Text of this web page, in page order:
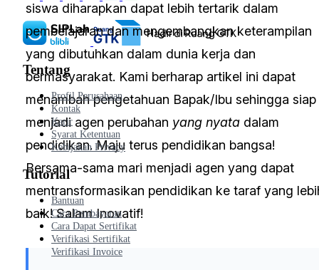
siswa diharapkan dapat lebih tertarik dalam
pembelajaran dan mengembangkan keterampilan
yang dibutuhkan dalam dunia kerja dan
bermasyarakat. Kami berharap artikel ini dapat
menambah pengetahuan Bapak/Ibu sehingga siap
menjadi agen perubahan yang nyata dalam
pendidikan. Maju terus pendidikan bangsa!
Bersama-sama mari menjadi agen yang dapat
mentransformasikan pendidikan ke taraf yang
baik! Salam Inovatif!
Tentang
Profil Perusahaan
Kontak
Karir
Syarat Ketentuan
Kebijakan Privacy
Tutorial
Bantuan
Cara Pembayaran
Cara Dapat Sertifikat
Verifikasi Sertifikat
Verifikasi Invoice